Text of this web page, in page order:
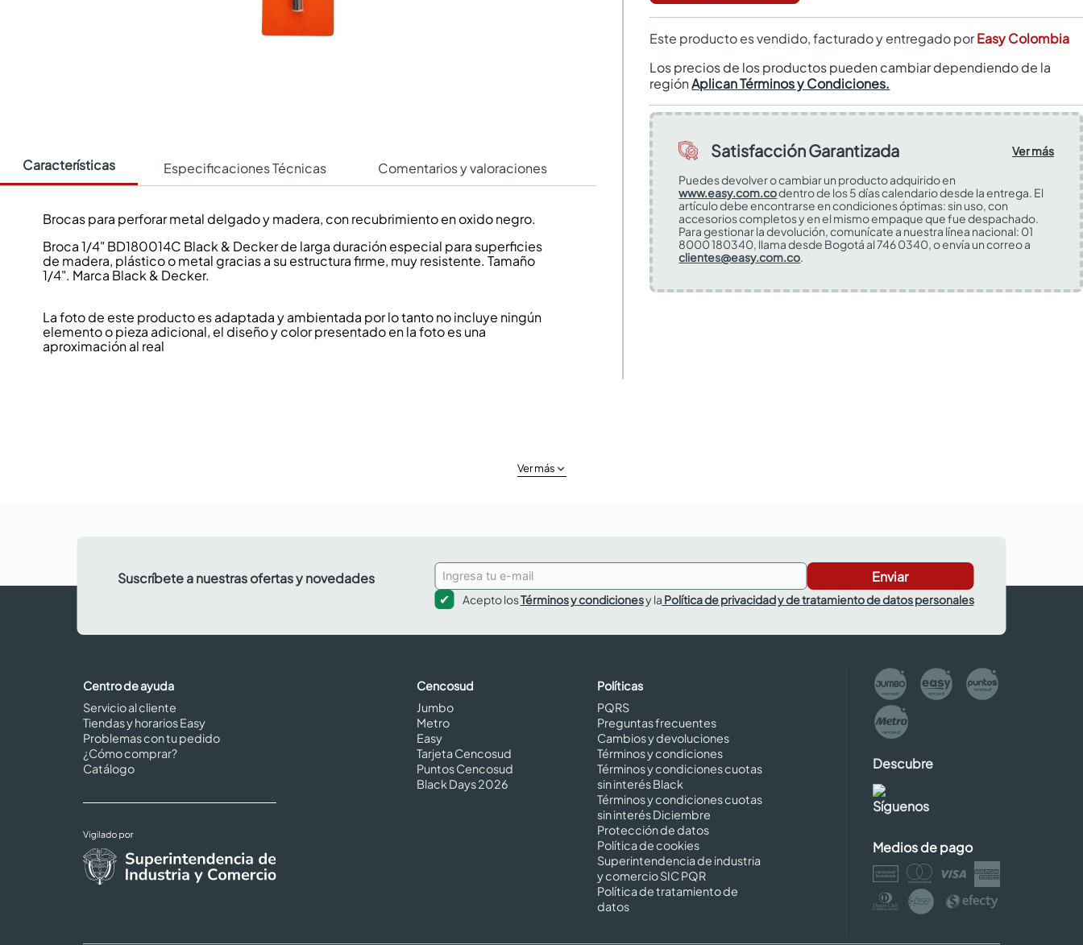
Características Especificaciones Técnicas Comentarios y valoraciones
Brocas para perforar metal delgado y madera, con recubrimiento en oxido negro.
Broca 1/4" BD180014C Black & Decker de larga duración especial para superficies
de madera, plástico o metal gracias a su estructura firme, muy resistente. Tamaño
1/4". Marca Black & Decker.
La foto de este producto es adaptada y ambientada por lo tanto no incluye ningún
elemento o pieza adicional, el diseño y color presentado en la foto es una
aproximación al real
Este producto es vendido, facturado y entregado porEasy Colombia
Los precios de los productos pueden cambiar dependiendo de la
regiónAplican Términos y Condiciones.
Satisfacción Garantizada
Ver más
Puedes devolver o cambiar un producto adquirido en
www.easy.com.codentro de los 5 días calendario desde la entrega. El
artículo debe encontrarse en condiciones óptimas: sin uso, con
accesorios completos y en el mismo empaque que fue despachado.
Para gestionar la devolución, comunícate a nuestra línea nacional: 01
8000 180340, llama desde Bogotá al 746 0340, o envía un correo a
clientes@easy.com.co.
Ver más
Suscríbete a nuestras ofertas y novedades Enviar
Acepto losTérminos y condicionesy la Política de privacidad y de tratamiento de datos personales
Centro de ayuda
Servicio al cliente
Tiendas y horarios Easy
Problemas con tu pedido
¿Cómo comprar?
Catálogo
Cencosud
Jumbo
Metro
Easy
Tarjeta Cencosud
Puntos Cencosud
Black Days 2026
Políticas
PQRS
Preguntas frecuentes
Cambios y devoluciones
Términos y condiciones
Términos y condiciones cuotas
sin interés Black
Términos y condiciones cuotas
sin interés Diciembre
Protección de datos
Política de cookies
Superintendencia de industria
y comercio SIC PQR
Política de tratamiento de
datos
Descubre
Síguenos
Medios de pago